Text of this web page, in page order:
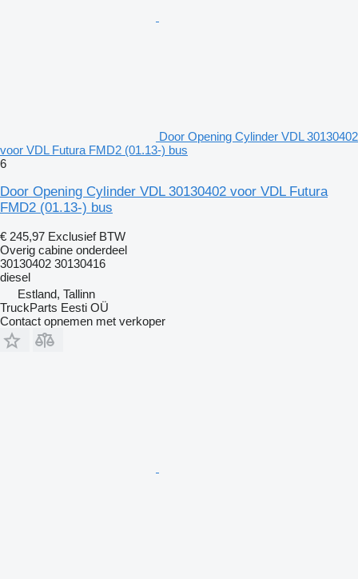
Door Opening Cylinder VDL 30130402
voor VDL Futura FMD2 (01.13-) bus
6
Door Opening Cylinder VDL 30130402 voor VDL Futura
FMD2 (01.13-) bus
€ 245,97 Exclusief BTW
Overig cabine onderdeel
30130402 30130416
diesel
Estland, Tallinn
TruckParts Eesti OÜ
Contact opnemen met verkoper